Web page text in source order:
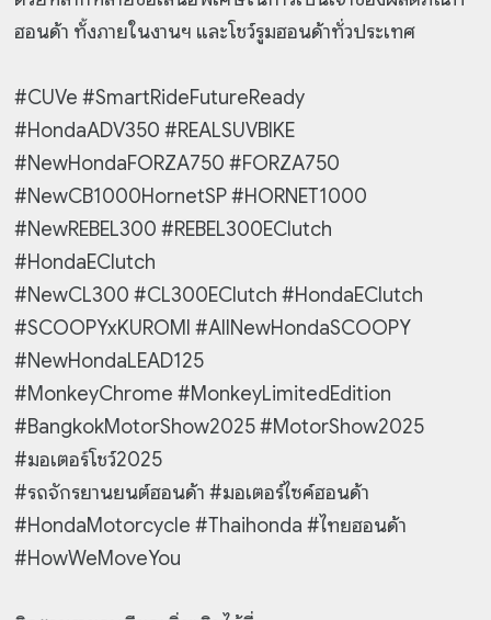
ฮอนด้า ทั้งภายในงานฯ และโชว์รูมฮอนด้าทั่วประเทศ
#CUVe #SmartRideFutureReady
#HondaADV350 #REALSUVBIKE
#NewHondaFORZA750 #FORZA750
#NewCB1000HornetSP #HORNET1000
#NewREBEL300 #REBEL300EClutch
#HondaEClutch
#NewCL300 #CL300EClutch #HondaEClutch
#SCOOPYxKUROMI #AllNewHondaSCOOPY
#NewHondaLEAD125
#MonkeyChrome #MonkeyLimitedEdition
#BangkokMotorShow2025 #MotorShow2025
#มอเตอร์โชว์2025
#รถจักรยานยนต์ฮอนด้า #มอเตอร์ไซค์ฮอนด้า
#HondaMotorcycle #Thaihonda #ไทยฮอนด้า
#HowWeMoveYou